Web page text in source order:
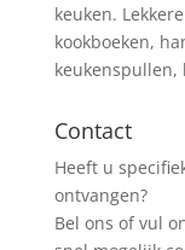
keuken.
kookboeken,
keukenspullen,
Contact
Heeft u
ontvangen?
Bel ons of vul